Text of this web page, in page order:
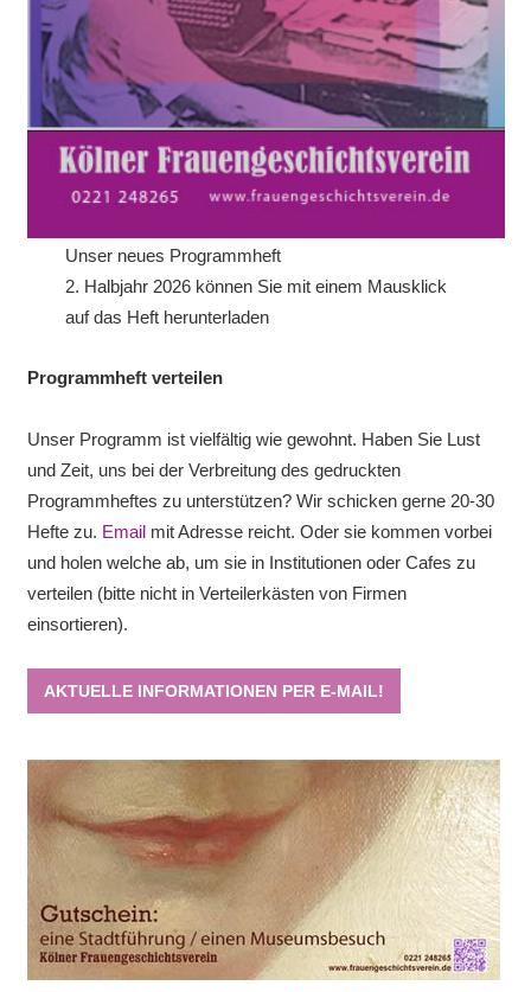
Unser neues Programmheft
2. Halbjahr 2026 können Sie mit einem Mausklick
auf das Heft herunterladen
Programmheft verteilen
Unser Programm ist vielfältig wie gewohnt. Haben Sie Lust
und Zeit, uns bei der Verbreitung des gedruckten
Programmheftes zu unterstützen? Wir schicken gerne 20-30
Hefte zu. Emailmit Adresse reicht. Oder sie kommen vorbei
und holen welche ab, um sie in Institutionen oder Cafes zu
verteilen (bitte nicht in Verteilerkästen von Firmen
einsortieren).
AKTUELLE INFORMATIONEN PER E-MAIL!